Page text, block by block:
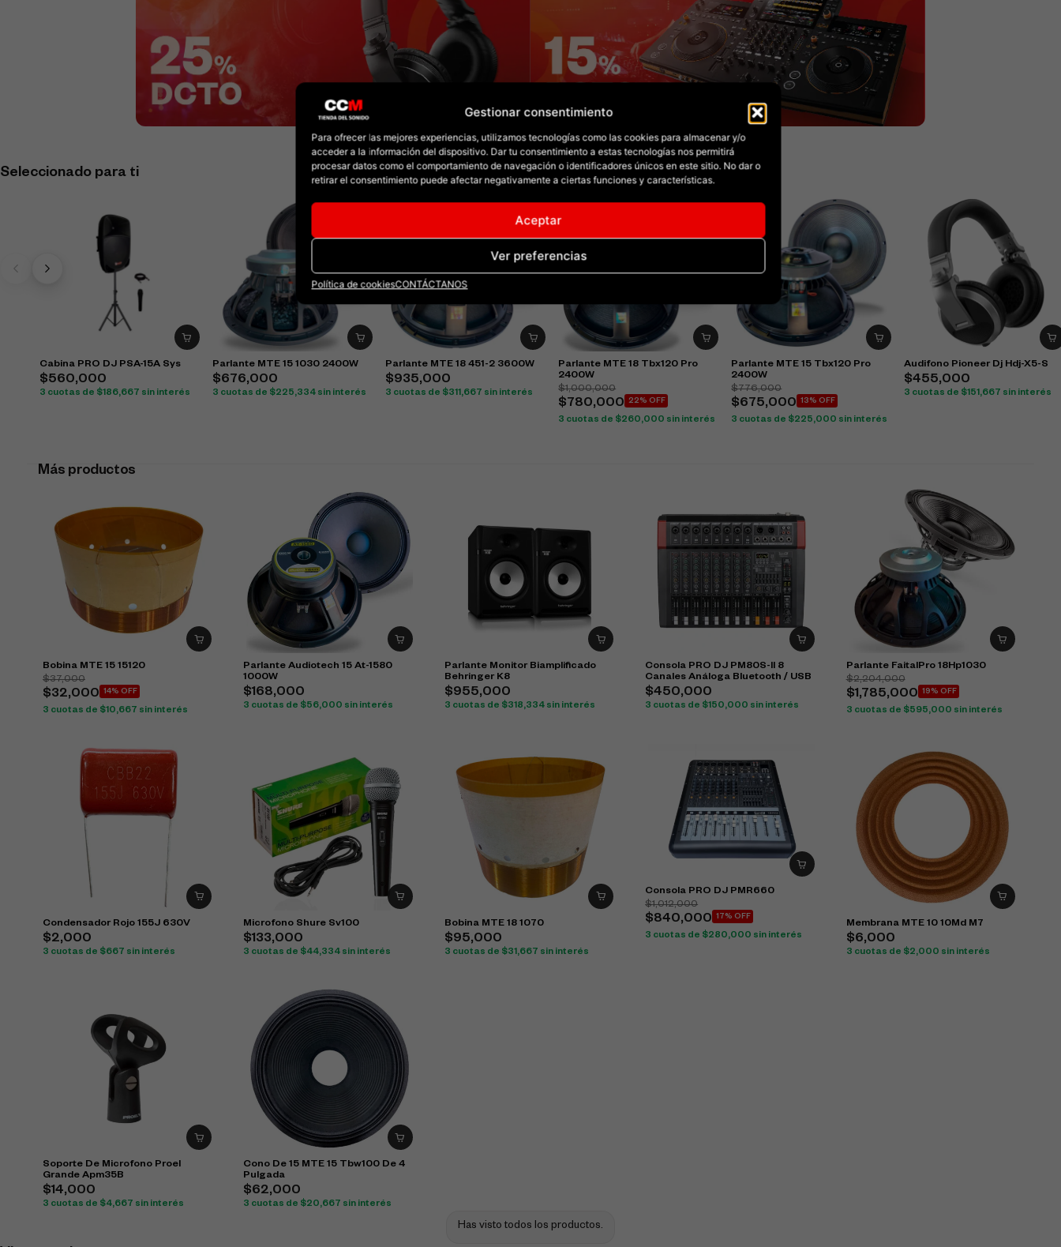
Gestionar consentimiento
Para ofrecer las mejores experiencias, utilizamos tecnologías como las cookies para almacenar y/o
acceder a la información del dispositivo. Dar tu consentimiento a estas tecnologías nos permitirá
procesar datos como el comportamiento de navegación o identificadores únicos en este sitio. No dar o
retirar el consentimiento puede afectar negativamente a ciertas funciones y características.
Aceptar
Ver preferencias
Política de cookiesCONTÁCTANOS
Seleccionado para ti
Cabina PRO DJ PSA-15A Sys
$560,000
3 cuotas de $186,667 sin interés
Parlante MTE 15 1030 2400W
$676,000
3 cuotas de $225,334sin interés
Parlante MTE 18 451-2 3600W
$935,000
3 cuotas de $311,667 sin interés
Parlante MTE 18 Tbx120 Pro
2400W
$1,000,000
$ 780,000 22% OFF
3 cuotas de $260,000 sin interés
Parlante MTE 15 Tbx120 Pro
2400W
$776,000
$675,000 13% OFF
3 cuotas de $225,000 sin interés
Audifono Pioneer Dj Hdj-X5-S
$455,000
3 cuotas de $151,667 sin interés
Más productos
Bobina MTE 15 15120
$37,000
$32,000 14% OFF
3 cuotas de $10,667 sin interés
Parlante Audiotech 15 At-1580
1000W
$168,000
3 cuotas de $56,000 sin interés
Parlante Monitor Biamplificado
Behringer K8
$955,000
3 cuotas de $318,334sin interés
Consola PRO DJ PM80S-II 8
Canales Análoga Bluetooth / USB
$450,000
3 cuotas de $150,000 sin interés
Parlante FaitalPro 18Hp1030
$2,204,000
$1,785,000 19% OFF
3 cuotas de $595,000 sin interés
Condensador Rojo 155J 630V
$2,000
3 cuotas de $667 sin interés
Microfono Shure Sv100
$133,000
3 cuotas de $44,334 sin interés
Bobina MTE 18 1070
$95,000
3 cuotas de $31,667 sin interés
Consola PRO DJ PMR660
$1,012,000
$840,000 17% OFF
3 cuotas de $280,000 sin interés
Membrana MTE 10 10Md M7
$6,000
3 cuotas de $2,000 sin interés
Soporte De Microfono Proel
Grande Apm35B
$14,000
3 cuotas de $4,667 sin interés
Cono De 15 MTE 15 Tbw100 De 4
Pulgada
$62,000
3 cuotas de $20,667 sin interés
Has visto todos los productos.